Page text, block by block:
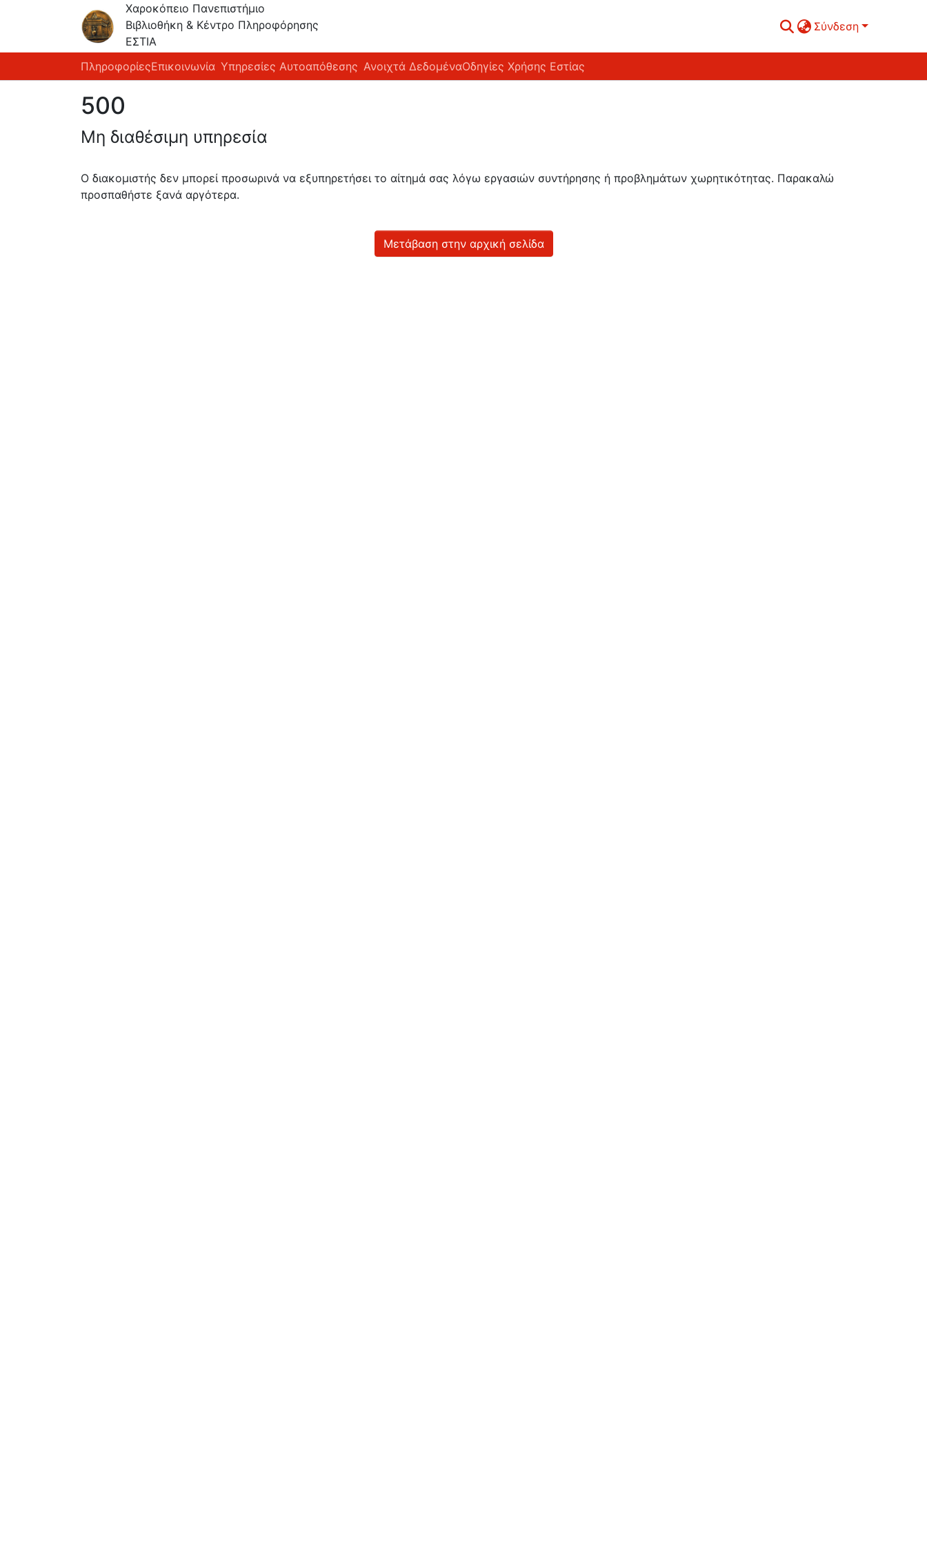
Χαροκόπειο Πανεπιστήμιο
Βιβλιοθήκη & Κέντρο Πληροφόρησης
ΕΣΤΙΑ
Σύνδεση
ΠληροφορίεςΕπικοινωνία Υπηρεσίες Αυτοαπόθεσης Ανοιχτά ΔεδομέναΟδηγίες Χρήσης Εστίας
500
Μη διαθέσιμη υπηρεσία
Ο διακομιστής δεν μπορεί προσωρινά να εξυπηρετήσει το αίτημά σας λόγω εργασιών συντήρησης ή προβλημάτων χωρητικότητας. Παρακαλώ
προσπαθήστε ξανά αργότερα.
Μετάβαση στην αρχική σελίδα